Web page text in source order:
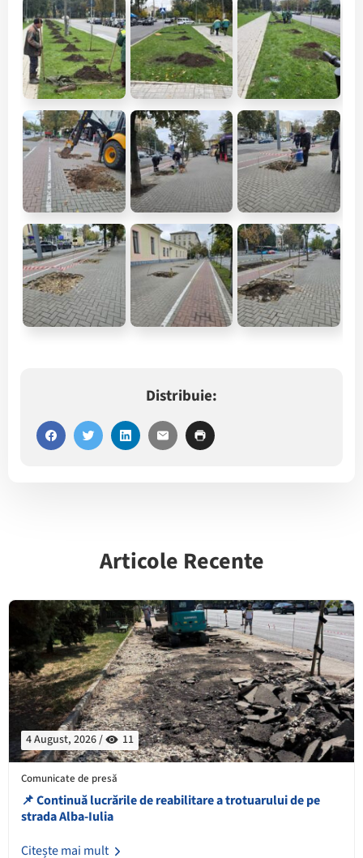
Distribuie:
Articole Recente
4 August, 2026 / 11
Comunicate de presă
📌 Continuă lucrările de reabilitare a trotuarului de pe
strada Alba-Iulia
Citește mai mult